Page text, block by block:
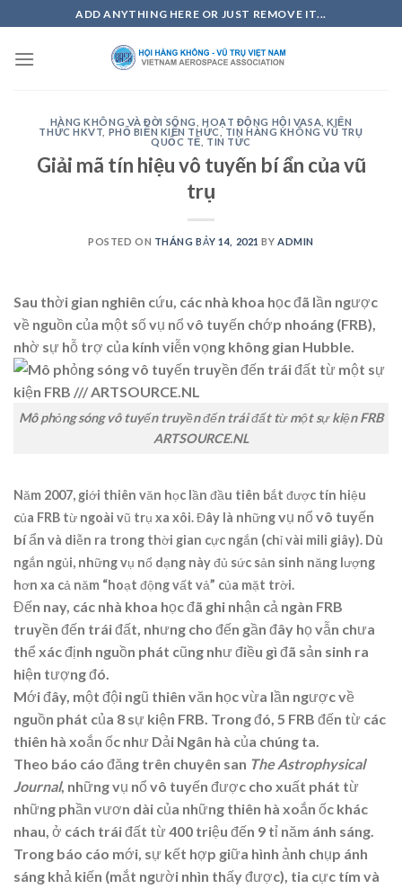
to
content
ADD ANYTHING HERE OR JUST REMOVE IT...
HÀNG KHÔNG VÀ ĐỜI SỐNG HOẠT ĐỘNG HỘI VASA ,KIẾN
THỨC HKVT PHỔ BIẾN KIẾN THỨC , TIN HÀNG KHÔNG VŨ TRỤ
QUỐC TẾ
TIN TỨC
Giải mã tín hiệu vô tuyến bí ẩn của vũ
trụ
POSTED ON THÁNG BẢY 14, 2021 BY ADMIN
Sau thời gian nghiên cứu, các nhà khoa học đã lần ngược
về nguồn của một số vụ nổ vô tuyến chớp nhoáng (FRB),
nhờ sự hỗ trợ của kính viễn vọng không gian Hubble.
Mô phỏng sóng vô tuyến truyền đến trái đất từ một sự kiện FRB
ARTSOURCE.NL
Năm 2007, giới thiên văn học lần đầu tiên bắt được tín hiệu
của FRB từ ngoài vũ trụ xa xôi. Đây là nhữngvụ nổ vô tuyến
bí ẩn và diễn ra trong thời gian cực ngắn (chỉ vài mili giây). Dù
ngắn ngủi, những vụ nổ dạng này đủ sức sản sinh năng lượng
hơn xa cả năm “hoạt động vất vả” của mặt trời.
Đến nay, các nhà khoa học đã ghi nhận cả ngàn FRB
truyền đến trái đất, nhưng cho đến gần đây họ vẫn chưa
thể xác định nguồn phát cũng như điều gì đã sản sinh ra
hiện tượng đó.
Mới đây, một đội ngũ thiên văn học vừa lần ngược về
nguồn phát của 8 sự kiện FRB. Trong đó, 5 FRB đến từ các
thiên hà xoắn ốc như Dải Ngân hà của chúng ta.
Theo báo cáo đăng trên chuyên san The Astrophysical
Journal, những vụ nổ vô tuyến được cho xuất phát từ
những phần vươn dài của những thiên hà xoắn ốc khác
nhau, ở cách trái đất từ 400 triệu đến 9 tỉ năm ánh sáng.
Trong báo cáo mới, sự kết hợp giữa hình ảnh chụp ánh
sáng khả kiến (mắt người nhìn thấy được), tia cực tím và